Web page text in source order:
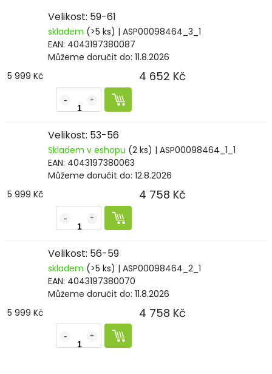
Velikost: 59-61
skladem (>5 ks) | ASP00098464_3_1
EAN: 4043197380087
Můžeme doručit do: 11.8.2026
5 999 Kč
4 652 Kč
Velikost: 53-56
Skladem v eshopu (2 ks) | ASP00098464_1_1
EAN: 4043197380063
Můžeme doručit do: 12.8.2026
5 999 Kč
4 758 Kč
Velikost: 56-59
skladem (>5 ks) | ASP00098464_2_1
EAN: 4043197380070
Můžeme doručit do: 11.8.2026
5 999 Kč
4 758 Kč